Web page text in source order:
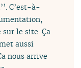
C’est-à-
sur le site. Ça
aussi
nous arrive